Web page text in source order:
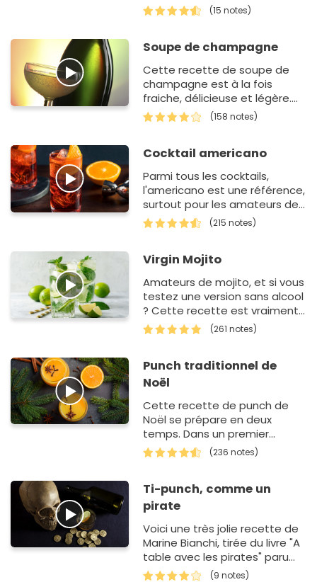
Cette délicieuse recette
de Cosmopolitan est un jeu
(15 notes)
Soupe de champagne
Cette recette de soupe de
champagne est à la fois
fraiche, délicieuse et légère.
Elle devrait parvenir à séduire
tous …
(158 notes)
Cocktail americano
Parmi tous les cocktails,
l'americano est une référence,
surtout pour les amateurs de
Martini. Si vous avez l'habitude
d'organiser des apé…
(215 notes)
Virgin Mojito
Amateurs de mojito, et si vous
testez une version sans alcool
? Cette recette est vraiment
facile à faire ! Dans un premier
temps, fabriquez de la glace
(261 notes)
Punch traditionnel de
Noël
Cette recette de punch de
Noël se prépare en deux
temps. Dans un premier
temps, vous allez presser le
jus de citron vert puis extraire
(236 notes)
Ti-punch, comme un
pirate
Voici une très jolie recette de
Marine Bianchi, tirée du livre "A
table avec les pirates" paru
aux Editions du Trésor.
(9 notes)